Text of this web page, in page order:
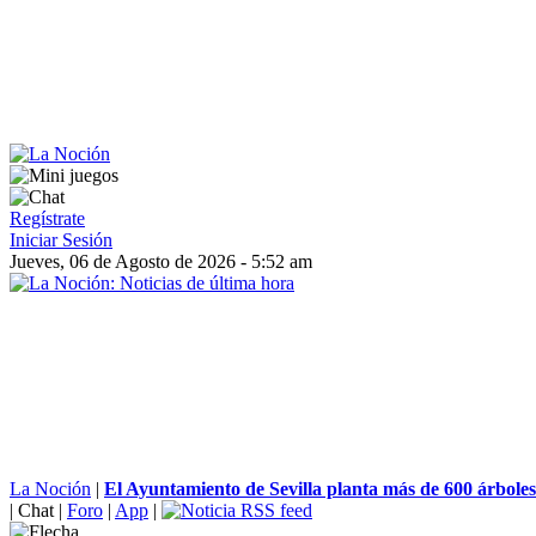
Regístrate
Iniciar Sesión
Jueves, 06 de Agosto de 2026 - 5:52 am
La Noción | El Ayuntamiento de Sevilla planta más de 600
| Chat | Foro | App |